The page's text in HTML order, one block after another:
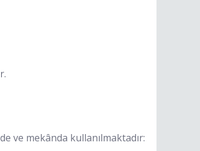
ve mekânda kullanılmaktadır: